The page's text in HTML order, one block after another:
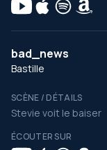
bad_news
Bastille
SCÈNE / DÉTAILS
Stevie voit le baiser
ÉCOUTER SUR